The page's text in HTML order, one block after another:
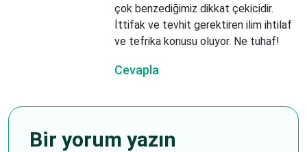
çok benzediğimiz dikkat çekicidir.
İttifak ve tevhit gerektiren ilim ihtilaf
ve tefrika konusu oluyor. Ne tuhaf!
Cevapla
Bir yorum yazın